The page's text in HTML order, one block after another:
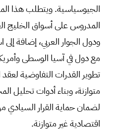
الجيوسياسية. ويتطلب هذا
المدروس على أسواق الخليج
ودول الجوار العربي، إضافة
مع دول في آسيا الوسطى
تطوير القدرات التفاوضية
متوازنة، وبناء أدوات تحليل
لضمان حماية القرار
اقتصادية غير متوازنة.